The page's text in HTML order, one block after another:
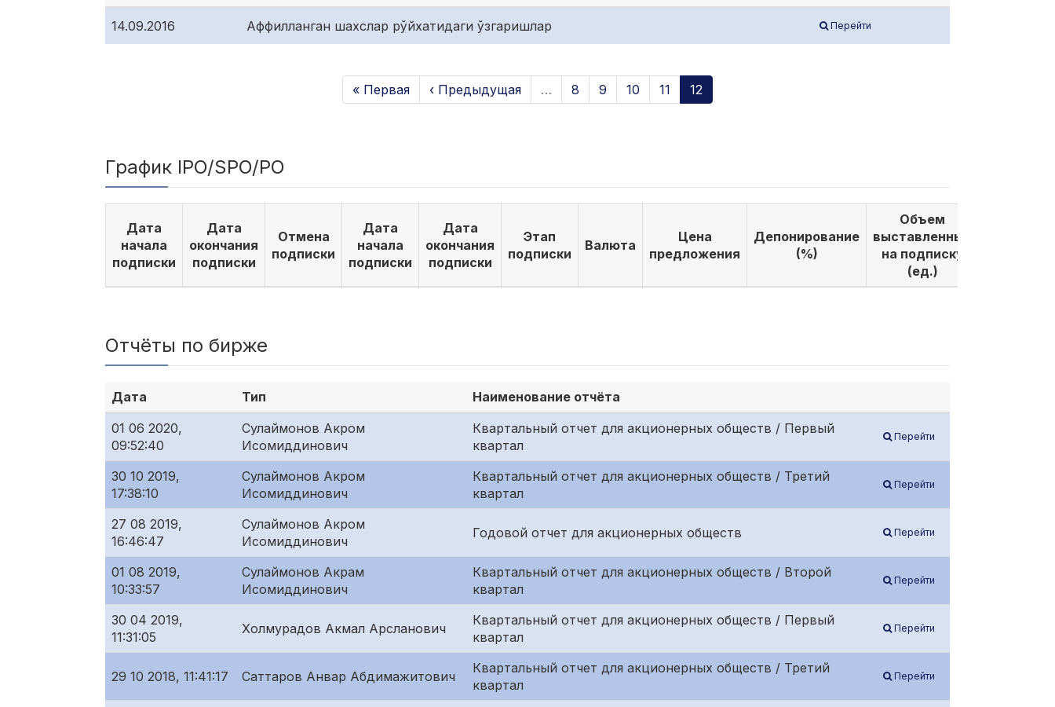
14.09.2016 Аффилланган шахслар рўйхатидаги ўзгаришлар Перейти
« Первая ‹ Предыдущая … 8 9 10 11 12
График IPO/SPO/PO
Дата
начала
подписки
Дата
окончания
подписки
Отмена
подписки
Дата
начала
подписки
Дата
окончания
подписки
Этап
подписки
Валюта
Цена
предложения
Депонирование
(%)
Объем
выставленных
на подписку
(ед.)
Отчёты по бирже
Дата Тип
Наименование отчёта
01 06 2020,
09:52:40
Сулаймонов Акром
Исомиддинович
Квартальный отчет для акционерных обществ / Первый
квартал
Перейти
30 10 2019,
17:38:10
Сулаймонов Акром
Исомиддинович
Квартальный отчет для акционерных обществ / Третий
квартал
Перейти
27 08 2019,
16:46:47
Сулаймонов Акром
Исомиддинович
Годовой отчет для акционерных обществ Перейти
01 08 2019,
10:33:57
Сулаймонов Акрам
Исомиддинович
Квартальный отчет для акционерных обществ / Второй
квартал
Перейти
30 04 2019,
11:31:05
Холмурадов Акмал Арсланович
Квартальный отчет для акционерных обществ / Первый
квартал
Перейти
29 10 2018, 11:41:17 Саттаров Анвар Абдимажитович
Квартальный отчет для акционерных обществ / Третий
квартал
Перейти